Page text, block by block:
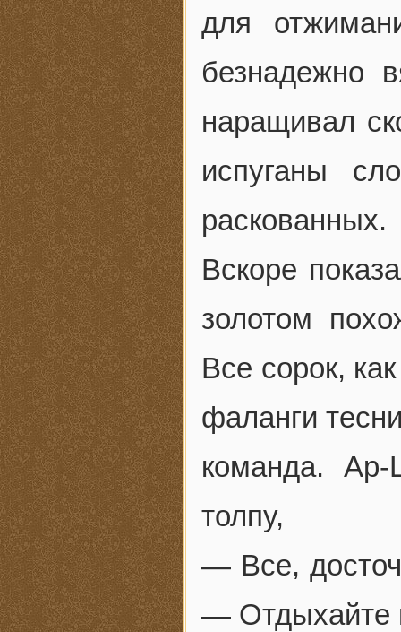
для
безнадежно
наращивал
испуганы
раскованных.
Вскоре
золотом
Все сорок,
фаланги
команда.
толпу,
— Все,
— Отдыхайте